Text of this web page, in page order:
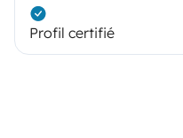
Profil certifié